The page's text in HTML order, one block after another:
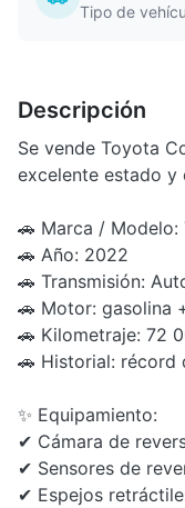
Tipo de
Descripción
Se vende Toyota
excelente estado y
🚗 Marca /
🚗 Año: 2022
🚗 Transmisión:
🚗 Motor: gasolina
🚗 Kilometraje: 72
🚗 Historial: récord
✨ Equipamiento:
✔ Cámara de
✔ Sensores de
✔ Espejos